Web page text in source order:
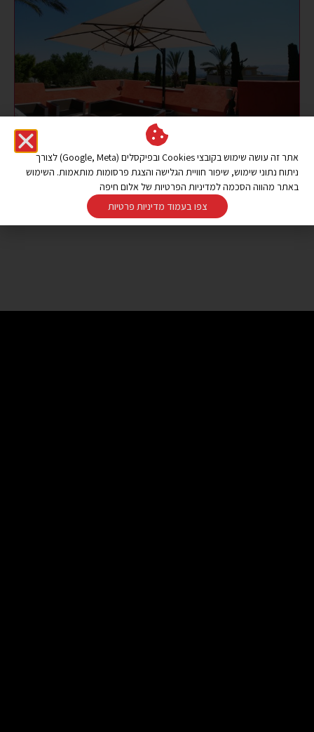
אתר זה עושה שימוש בקובצי Cookies ובפיקסלים (Google, Meta) לצורך
ניתוח נתוני שימוש, שיפור חוויית הגלישה והצגת פרסומות מותאמות. השימוש
באתר מהווה הסכמה למדיניות הפרטיות של אלום חיפה
צפו בעמוד מדיניות פרטיות